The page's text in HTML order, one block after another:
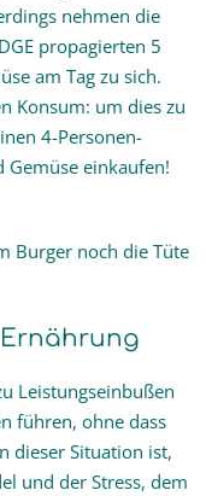
nehmen die
propagierten 5
am Tag zu sich.
Konsum: um dies zu
4-Personen-
Gemüse einkaufen!
Burger noch die Tüte
Leistungseinbußen
führen, ohne dass
dieser Situation ist,
und der Stress, dem